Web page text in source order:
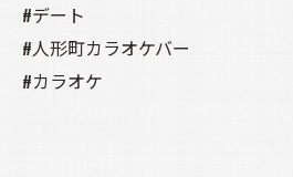
#デート
#人形町カラオケバー
#カラオケ